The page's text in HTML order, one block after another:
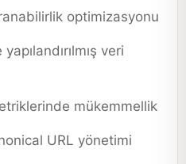
optimizasyonu
veri
mükemmellik
URL yönetimi